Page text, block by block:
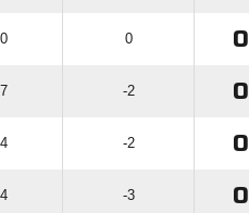
0 0
-2 0
-2 0
-3 0